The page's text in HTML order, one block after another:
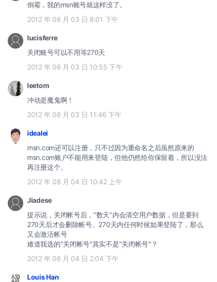
倒霉，我的msn账号就这样没了。
2012 年 08 月 03 日 8:01 下午
lucisferre
关闭账号可以不用等270天
2012 年 08 月 03 日 10:55 下午
leetom
冲动是魔鬼啊！
2012 年 08 月 03 日 11:46 下午
idealei
msn.com还可以注册，只不过因为重命名之后虽然原来的
msn.com账户不能用来登陆，但他仍然给你保留着，所以没法
再注册这个。
2012 年 08 月 04 日 10:42 上午
Jiadese
提示说，关闭帐号后，"数天"内会清空用户数据，但是要到
270天后才会删除帐号。270天内任何时候如果登陆了，那么
又会激活帐号
难道我选的"关闭帐号"其实不是"关闭帐号"？
2012 年 08 月 04 日 2:04 下午
Louis Han